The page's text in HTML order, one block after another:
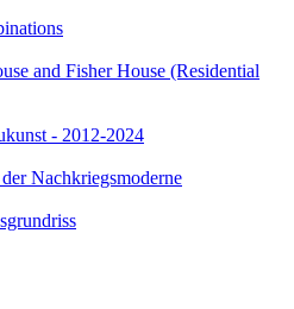
and Fisher House (Residential
- 2012-2024
Nachkriegsmoderne